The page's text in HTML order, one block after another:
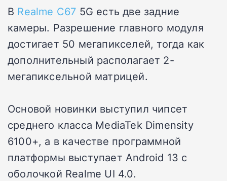
В Realme C67 5G есть две задние
камеры. Разрешение главного модуля
достигает 50 мегапикселей, тогда как
дополнительный располагает 2-
мегапиксельной матрицей.
Основой новинки выступил чипсет
среднего класса MediaTek Dimensity
6100+, а в качестве программной
платформы выступает Android 13 с
оболочкой Realme UI 4.0.